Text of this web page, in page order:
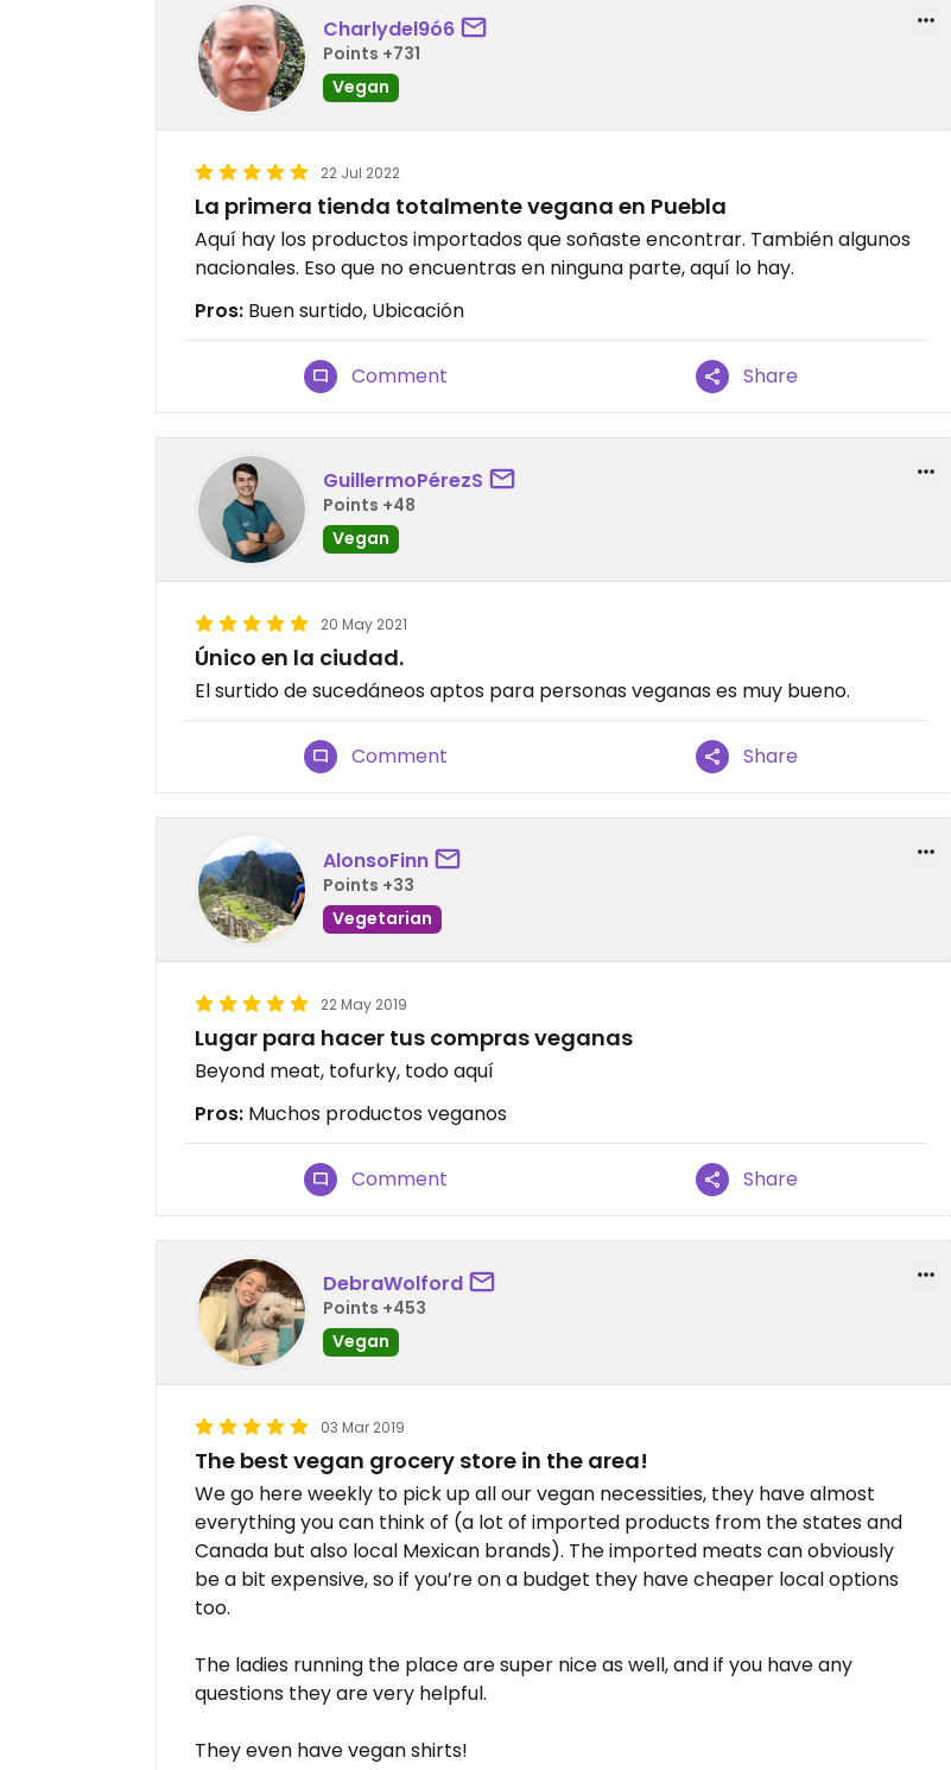
Charlydel9ó6
Points +731
Vegan
22 Jul 2022
La primera tienda totalmente vegana en Puebla
Aquí hay los productos importados que soñaste encontrar. También algunos
nacionales. Eso que no encuentras en ninguna parte, aquí lo hay.
Pros: Buen surtido, Ubicación
Comment Share
GuillermoPérezS
Points +48
Vegan
20 May 2021
Único en la ciudad.
El surtido de sucedáneos aptos para personas veganas es muy bueno.
Comment Share
AlonsoFinn
Points +33
Vegetarian
22 May 2019
Lugar para hacer tus compras veganas
Beyond meat, tofurky, todo aquí
Pros: Muchos productos veganos
Comment Share
DebraWolford
Points +453
Vegan
03 Mar 2019
The best vegan grocery store in the area!
We go here weekly to pick up all our vegan necessities, they have almost
everything you can think of (a lot of imported products from the states and
Canada but also local Mexican brands). The imported meats can obviously
be a bit expensive, so if you’re on a budget they have cheaper local options
too.
The ladies running the place are super nice as well, and if you have any
questions they are very helpful.
They even have vegan shirts!